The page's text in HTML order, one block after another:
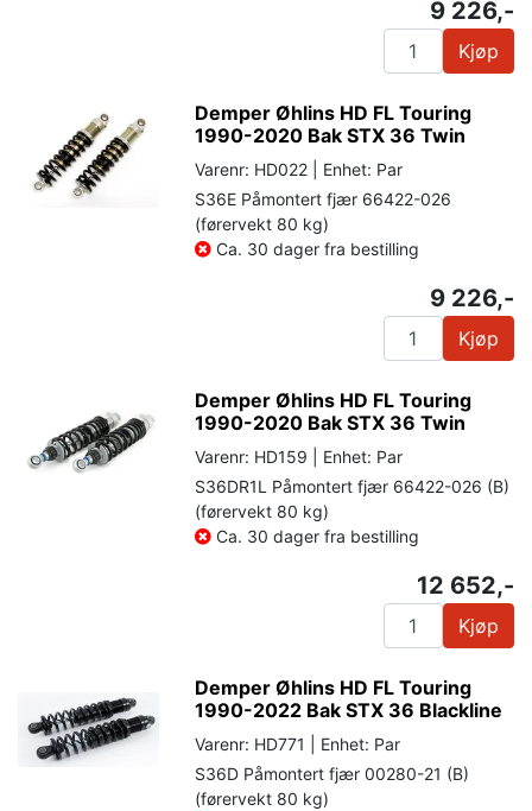
9 226,-
Kjøp
Demper Øhlins HD FL Touring
1990-2020 Bak STX 36 Twin
Varenr: HD022 | Enhet: Par
S36E Påmontert fjær 66422-026
(førervekt 80 kg)
Ca. 30 dager fra bestilling
9 226,-
Kjøp
Demper Øhlins HD FL Touring
1990-2020 Bak STX 36 Twin
Varenr: HD159 | Enhet: Par
S36DR1L Påmontert fjær 66422-026 (B)
(førervekt 80 kg)
Ca. 30 dager fra bestilling
12 652,-
Kjøp
Demper Øhlins HD FL Touring
1990-2022 Bak STX 36 Blackline
Varenr: HD771 | Enhet: Par
S36D Påmontert fjær 00280-21 (B)
(førervekt 80 kg)